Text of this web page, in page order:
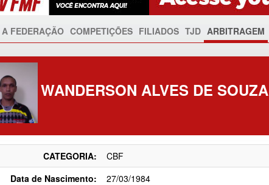
A FEDERAÇÃO COMPETIÇÕES FILIADOS TJD ARBITRAGEM
WANDERSON ALVES DE SOUZA
CATEGORIA:
CBF
Data de Nascimento:
27/03/1984